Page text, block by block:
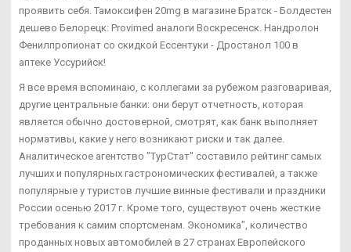
проявить себя. Тамоксифен 20mg в магазине Братск - Болдестен
дешево Белорецк: Provimed аналоги Воскресенск. Нандролон
Фенилпропионат со скидкой Ессентуки - Дростанол 100 в
аптеке Уссурийск!
Я все время вспоминаю, с коллегами за рубежом разговаривая,
другие центральные банки: они берут отчетность, которая
является обычно достоверной, смотрят, как банк выполняет
нормативы, какие у него возникают риски и так далее.
Аналитическое агентство "ТурСтат" составило рейтинг самых
лучших и популярных гастрономических фестивалей, а также
популярные у туристов лучшие винные фестивали и праздники
России осенью 2017 г. Кроме того, существуют очень жесткие
требования к самим спортсменам. Экономика", количество
проданных новых автомобилей в 27 странах Европейского